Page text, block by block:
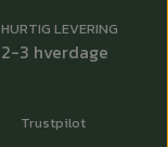
HURTIG LEVERING
2-3 hverdage
Trustpilot